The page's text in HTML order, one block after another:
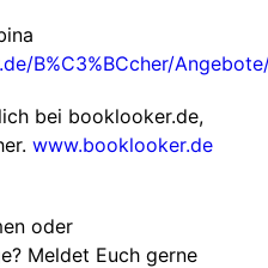
B%C3%BCcher/
bei booklooker.de,
www.booklooker.de
oder
Meldet Euch gerne